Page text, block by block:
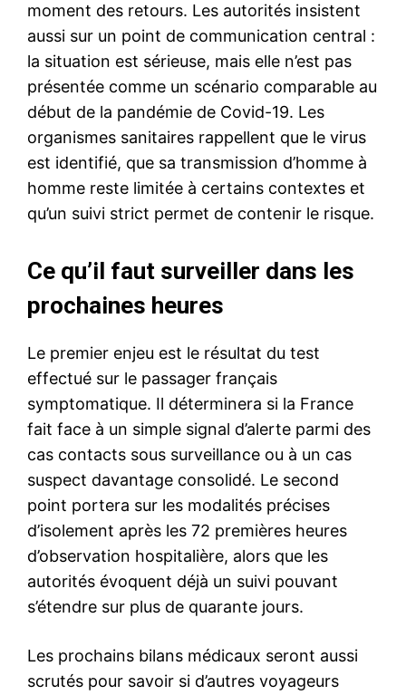
moment des retours. Les autorités insistent
aussi sur un point de communication central :
la situation est sérieuse, mais elle n’est pas
présentée comme un scénario comparable au
début de la pandémie de Covid-19. Les
organismes sanitaires rappellent que le virus
est identifié, que sa transmission d’homme à
homme reste limitée à certains contextes et
qu’un suivi strict permet de contenir le risque.
Ce qu’il faut surveiller dans les
prochaines heures
Le premier enjeu est le résultat du test
effectué sur le passager français
symptomatique. Il déterminera si la France
fait face à un simple signal d’alerte parmi des
cas contacts sous surveillance ou à un cas
suspect davantage consolidé. Le second
point portera sur les modalités précises
d’isolement après les 72 premières heures
d’observation hospitalière, alors que les
autorités évoquent déjà un suivi pouvant
s’étendre sur plus de quarante jours.
Les prochains bilans médicaux seront aussi
scrutés pour savoir si d’autres voyageurs